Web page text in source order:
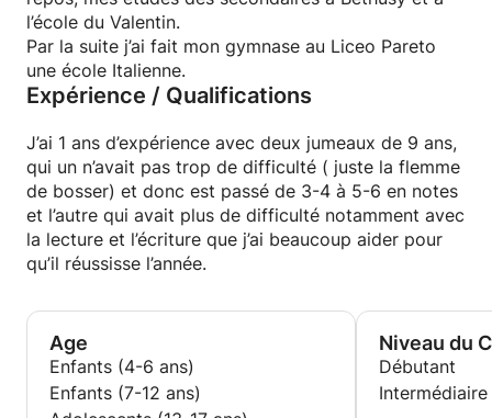
l’école du Valentin.
Par la suite j’ai fait mon gymnase au Liceo Pareto
une école Italienne.
Expérience / Qualifications
J’ai 1 ans d’expérience avec deux jumeaux de 9 ans,
qui un n’avait pas trop de difficulté ( juste la flemme
de bosser) et donc est passé de 3-4 à 5-6 en notes
et l’autre qui avait plus de difficulté notamment avec
la lecture et l’écriture que j’ai beaucoup aider pour
qu’il réussisse l’année.
Age
Enfants (4-6 ans)
Enfants (7-12 ans)
Niveau du
Débutant
Intermédiaire